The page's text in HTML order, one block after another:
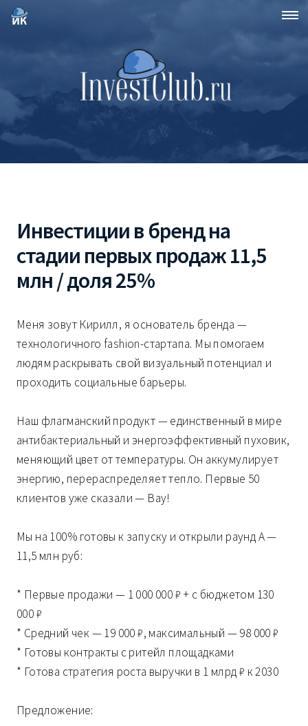
Инвестиции в бренд на
стадии первых продаж 11,5
млн / доля 25%
Меня зовут Кирилл, я основатель бренда —
технологичного fashion-стартапа. Мы помогаем
людям раскрывать свой визуальный потенциал и
проходить социальные барьеры.
Наш флагманский продукт — единственный в мире
антибактериальный и энергоэффективный пуховик,
меняющий цвет от температуры. Он аккумулирует
энергию, перераспределяет тепло. Первые 50
клиентов уже сказали — Вау!
Мы на 100% готовы к запуску и открыли раунд A —
11,5 млн руб:
* Первые продажи — 1 000 000 ₽ + с бюджетом 130
000 ₽
* Средний чек — 19 000 ₽, максимальный — 98 000 ₽
* Готовы контракты с ритейл площадками
* Готова стратегия роста выручки в 1 млрд ₽ к 2030
Предложение: